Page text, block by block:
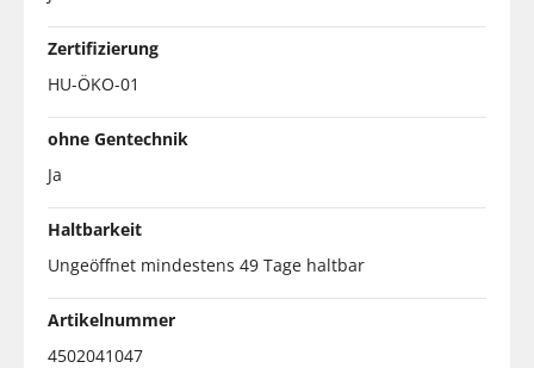
Zertifizierung
HU-ÖKO-01
ohne Gentechnik
Ja
Haltbarkeit
Ungeöffnet mindestens 49 Tage haltbar
Artikelnummer
4502041047